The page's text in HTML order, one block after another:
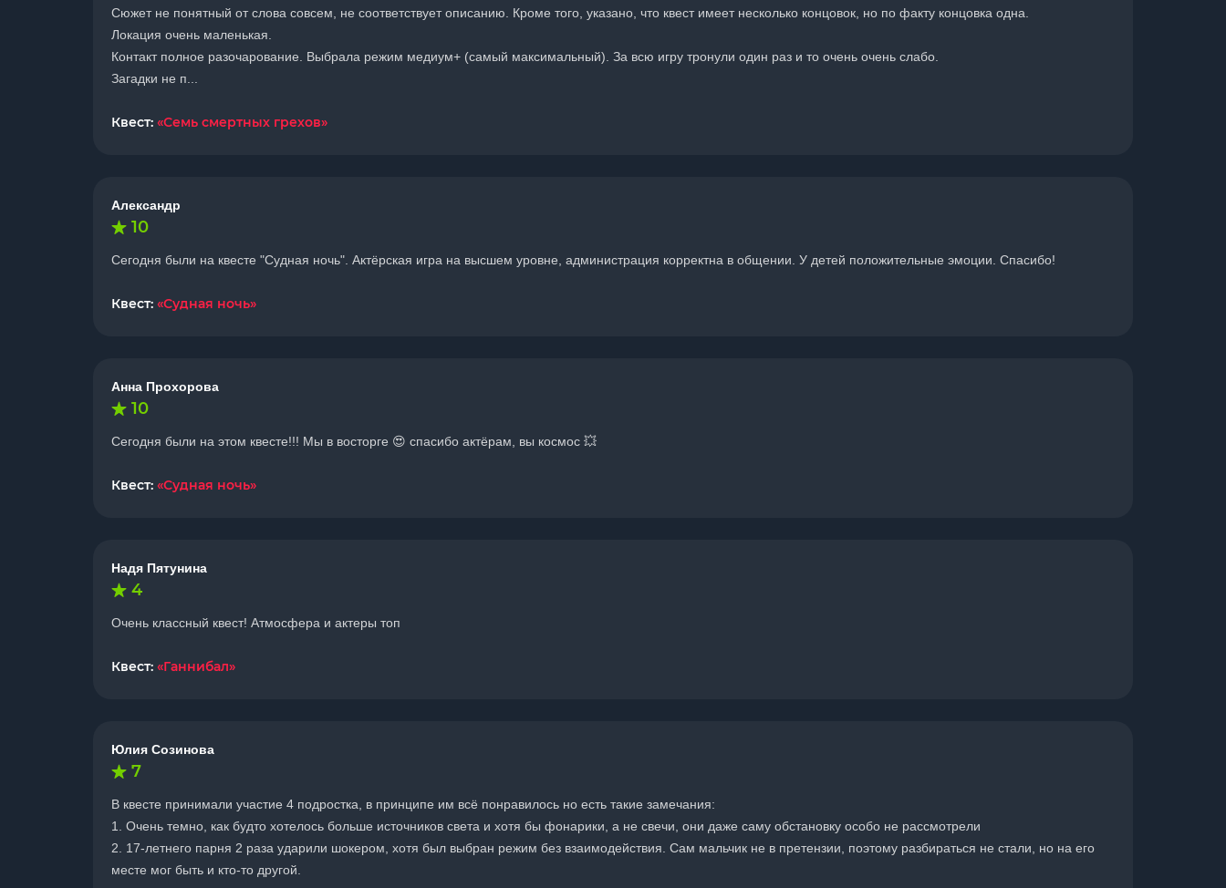
Сюжет не понятный от слова совсем, не соответствует описанию. Кроме того, указано, что квест имеет несколько концовок, но по факту концовка одна.
Локация очень маленькая.
Контакт полное разочарование. Выбрала режим медиум+ (самый максимальный). За всю игру тронули один раз и то очень очень слабо.
Загадки не п...
Квест: «Семь смертных грехов»
Александр
10
Сегодня были на квесте "Судная ночь". Актёрская игра на высшем уровне, администрация корректна в общении. У детей положительные эмоции. Спасибо!
Квест: «Судная ночь»
Анна Прохорова
10
Сегодня были на этом квесте!!! Мы в восторге 😍 спасибо актёрам, вы космос 💥
Квест: «Судная ночь»
Надя Пятунина
4
Очень классный квест! Атмосфера и актеры топ
Квест: «Ганнибал»
Юлия Созинова
7
В квесте принимали участие 4 подростка, в принципе им всё понравилось но есть такие замечания:
1. Очень темно, как будто хотелось больше источников света и хотя бы фонарики, а не свечи, они даже саму обстановку особо не рассмотрели
2. 17-летнего парня 2 раза ударили шокером, хотя был выбран режим без взаимодействия. Сам мальчик не в претензии, поэтому разбираться не стали, но на его
месте мог быть и кто-то другой.